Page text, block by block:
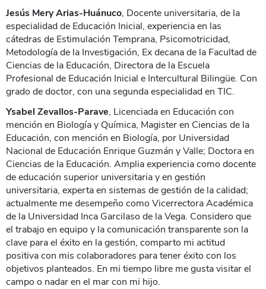
Jesús Mery Arias-Huánuco, Docente universitaria, de la
especialidad de Educación Inicial, experiencia en las
cátedras de Estimulación Temprana, Psicomotricidad,
Metodología de la Investigación, Ex decana de la Facultad de
Ciencias de la Educación, Directora de la Escuela
Profesional de Educación Inicial e Intercultural Bilingüe. Con
grado de doctor, con una segunda especialidad en TIC.
Ysabel Zevallos-Parave, Licenciada en Educación con
mención en Biología y Química, Magister en Ciencias de la
Educación, con mención en Biología, por Universidad
Nacional de Educación Enrique Guzmán y Valle; Doctora en
Ciencias de la Educación. Amplia experiencia como docente
de educación superior universitaria y en gestión
universitaria, experta en sistemas de gestión de la calidad;
actualmente me desempeño como Vicerrectora Académica
de la Universidad Inca Garcilaso de la Vega. Considero que
el trabajo en equipo y la comunicación transparente son la
clave para el éxito en la gestión, comparto mi actitud
positiva con mis colaboradores para tener éxito con los
objetivos planteados. En mi tiempo libre me gusta visitar el
campo o nadar en el mar con mi hijo.